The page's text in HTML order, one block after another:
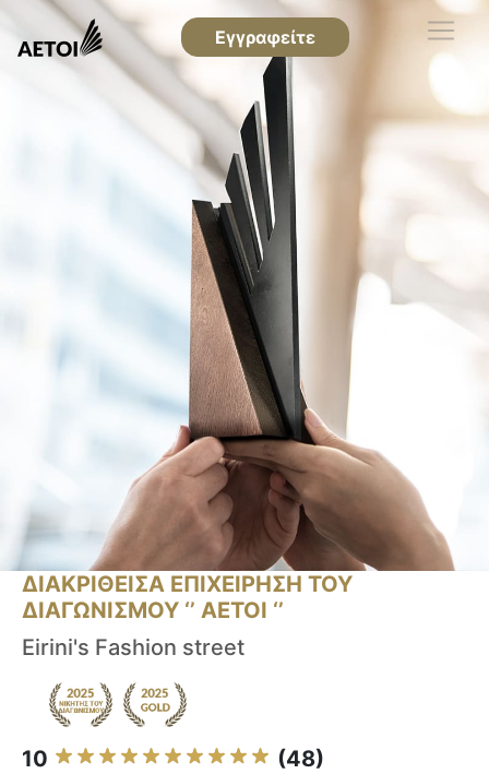
Εγγραφείτε
ΔΙΑΚΡΙΘΕΙΣΑ ΕΠΙΧΕΙΡΗΣΗ ΤΟΥ
ΔΙΑΓΩΝΙΣΜΟΥ ‘’ ΑΕΤΟΙ ‘’
Eirini's Fashion street
10 (48)